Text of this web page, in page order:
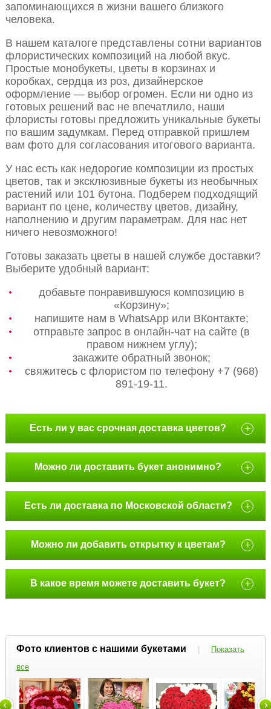
запоминающихся в жизни вашего близкого
человека.
В нашем каталоге представлены сотни вариантов
флористических композиций на любой вкус.
Простые монобукеты, цветы в корзинах и
коробках, сердца из роз, дизайнерское
оформление — выбор огромен. Если ни одно из
готовых решений вас не впечатлило, наши
флористы готовы предложить уникальные букеты
по вашим задумкам. Перед отправкой пришлем
вам фото для согласования итогового варианта.
У нас есть как недорогие композиции из простых
цветов, так и эксклюзивные букеты из необычных
растений или 101 бутона. Подберем подходящий
вариант по цене, количеству цветов, дизайну,
наполнению и другим параметрам. Для нас нет
ничего невозможного!
Готовы заказать цветы в нашей службе доставки?
Выберите удобный вариант:
добавьте понравившуюся композицию в
«Корзину»;
напишите нам в WhatsApp или ВКонтакте;
отправьте запрос в онлайн-чат на сайте (в
правом нижнем углу);
закажите обратный звонок;
свяжитесь с флористом по телефону +7 (968)
891-19-11.
Есть ли у вас срочная доставка цветов? +
Можно ли доставить букет анонимно? +
Есть ли доставка по Московской области? +
Можно ли добавить открытку к цветам? +
В какое время можете доставить букет? +
Фото клиентов с нашими букетами |
Показать
все